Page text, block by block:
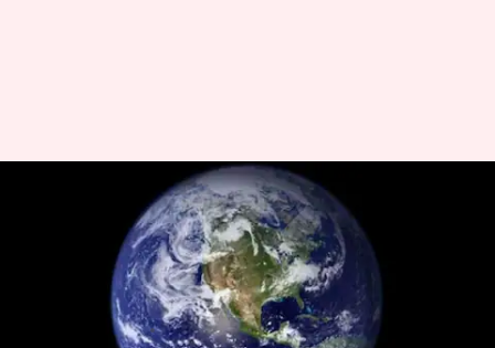
Pemompaan Air Tanah Yang
Merajalela Telah Mengubah
Putaran Bumi: Hasil
Penelitiannya
Handoko Jun 21, 2023 11:32 am